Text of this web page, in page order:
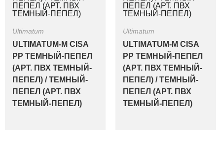
Ultimatum
ULTIMATUM-M CISA
PP ТЕМНЫЙ-ПЕПЕЛ
(АРТ. ПВХ ТЕМНЫЙ-
ПЕПЕЛ) / ТЕМНЫЙ-
ПЕПЕЛ (АРТ. ПВХ
ТЕМНЫЙ-ПЕПЕЛ)
Ultimatum
ULTIMATUM-M CISA
PP ТЕМНЫЙ-ПЕПЕЛ
(АРТ. ПВХ ТЕМНЫЙ-
ПЕПЕЛ) / ТЕМНЫЙ-
ПЕПЕЛ (АРТ. ПВХ
ТЕМНЫЙ-ПЕПЕЛ)